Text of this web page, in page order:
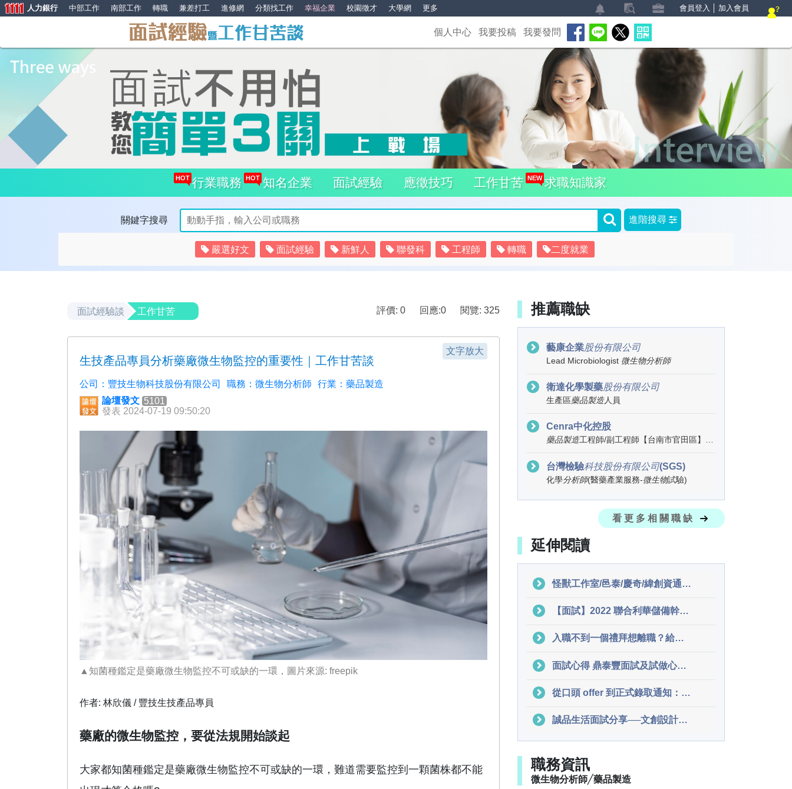
會員登入 加入會員
人力銀行 中部工作 南部工作 轉職 兼差打工 進修網 分類找工作 幸福企業 校園徵才 大學網 更多
個人中心 我要投稿 我要發問
HOT 行業職務 HOT 知名企業 面試經驗 應徵技巧 工作甘苦 NEW 求職知識家
關鍵字搜尋 進階搜尋
嚴選好文 面試經驗 新鮮人 聯發科 工程師 轉職 二度就業
面試經驗談 工作甘苦 評價: 0 回應:0 閱覽: 325
文字放大
生技產品專員分析藥廠微生物監控的重要性｜工作甘苦談
公司：豐技生物科技股份有限公司 職務：微生物分析師
行業：藥品製造
論壇發文 5101
發表 2024-07-19 09:50:20
▲知菌種鑑定是藥廠微生物監控不可或缺的一環，圖片來源: freepik
作者: 林欣儀 / 豐技生技產品專員
藥廠的微生物監控，要從法規開始談起
大家都知菌種鑑定是藥廠微生物監控不可或缺的一環，難道需要監控到一顆菌株都不能
推薦職缺
藝康企業股份有限公司
Lead Microbiologist 微生物分析師
衛達化學製藥股份有限公司
生產區藥品製造人員
Cenra中化控股
藥品製造工程師/副工程師【台南市官田區】【台南三廠】
台灣檢驗科技股份有限公司(SGS)
化學分析師(醫藥產業服務-微生物試驗)
看更多相關職缺
延伸閱讀
怪獸工作室/邑泰/慶奇/緯創資通 多間軟體工程師 面試分享（下）｜面試經驗分享
【面試】2022 聯合利華儲備幹部面試心得（上）Supply Chain 供應鏈部門 | FMCG MT（Unilever 聯合利華 / L’Oréal 萊雅 / Nestlé 雀巢）|面試經驗分享
入職不到一個禮拜想離職？給過渡期的新人 5 點建議｜工作甘苦談
面試心得 鼎泰豐面試及試做心得分享（已錄取）｜面試經驗分享
從口頭 offer 到正式錄取通知：offer letter 詳細解析｜應徵技巧分享
誠品生活面試分享──文創設計商品販售兼職人員
職務資訊
微生物分析師╱藥品製造